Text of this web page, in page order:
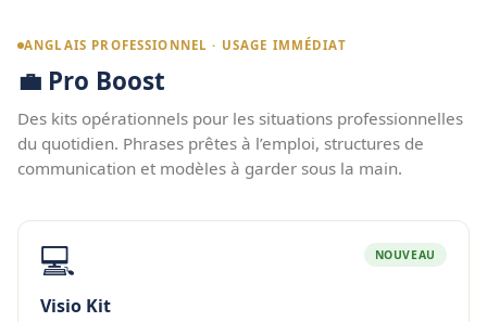
ANGLAIS PROFESSIONNEL · USAGE IMMÉDIAT
💼 Pro Boost
Des kits opérationnels pour les situations professionnelles
du quotidien. Phrases prêtes à l’emploi, structures de
communication et modèles à garder sous la main.
💻 NOUVEAU
Visio Kit